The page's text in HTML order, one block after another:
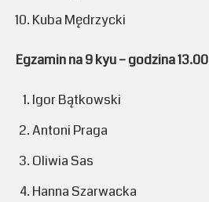
Kuba Mędrzycki
Egzamin na 9 kyu – godzina 13.00
Igor Bątkowski
Antoni Praga
Oliwia Sas
Hanna Szarwacka